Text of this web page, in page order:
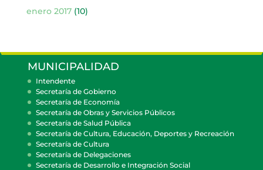
enero 2017(10)
MUNICIPALIDAD
Intendente
Secretaría de Gobierno
Secretaría de Economía
Secretaría de Obras y Servicios Públicos
Secretaría de Salud Pública
Secretaría de Cultura, Educación, Deportes y Recreación
Secretaría de Cultura
Secretaría de Delegaciones
Secretaría de Desarrollo e Integración Social